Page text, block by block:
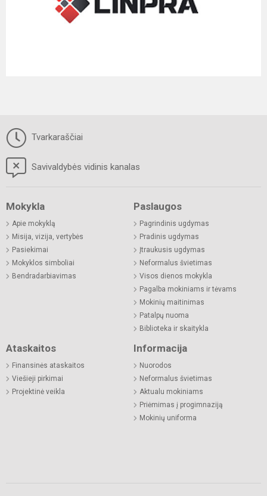
Tvarkaraščiai
Savivaldybės vidinis kanalas
Mokykla
Apie mokyklą
Misija, vizija, vertybės
Pasiekimai
Mokyklos simboliai
Bendradarbiavimas
Paslaugos
Pagrindinis ugdymas
Pradinis ugdymas
Įtraukusis ugdymas
Neformalus švietimas
Visos dienos mokykla
Pagalba mokiniams ir tėvams
Mokinių maitinimas
Patalpų nuoma
Biblioteka ir skaitykla
Ataskaitos
Finansinės ataskaitos
Viešieji pirkimai
Projektinė veikla
Informacija
Nuorodos
Neformalus švietimas
Aktualu mokiniams
Priėmimas į progimnaziją
Mokinių uniforma